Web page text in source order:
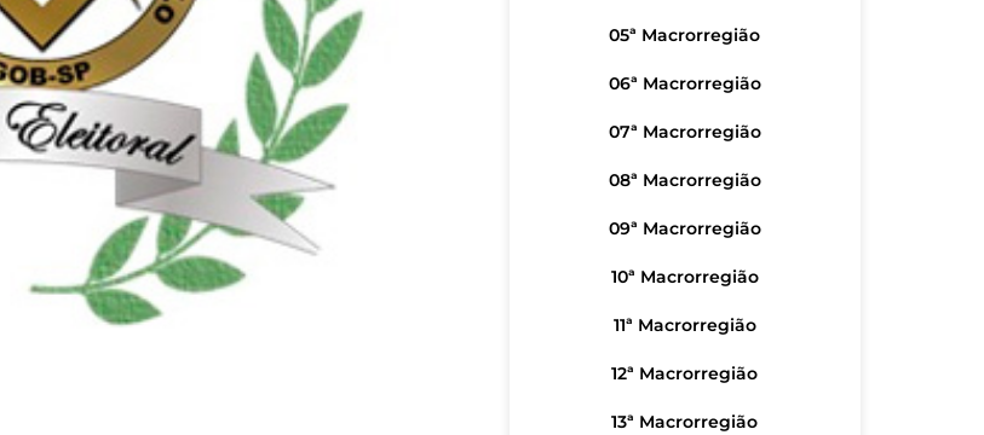
05ª Macrorregião
06ª Macrorregião
07ª Macrorregião
08ª Macrorregião
09ª Macrorregião
10ª Macrorregião
11ª Macrorregião
12ª Macrorregião
13ª Macrorregião